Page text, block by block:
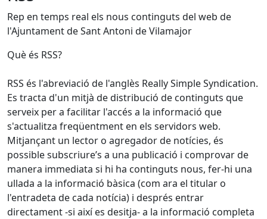
Rep en temps real els nous continguts del web de
l'Ajuntament de Sant Antoni de Vilamajor
Què és RSS?
RSS és l'abreviació de l'anglès Really Simple Syndication.
Es tracta d'un mitjà de distribució de continguts que
serveix per a facilitar l'accés a la informació que
s'actualitza freqüentment en els servidors web.
Mitjançant un lector o agregador de notícies, és
possible subscriure’s a una publicació i comprovar de
manera immediata si hi ha continguts nous, fer-hi una
ullada a la informació bàsica (com ara el titular o
l'entradeta de cada notícia) i després entrar
directament -si així es desitja- a la informació completa